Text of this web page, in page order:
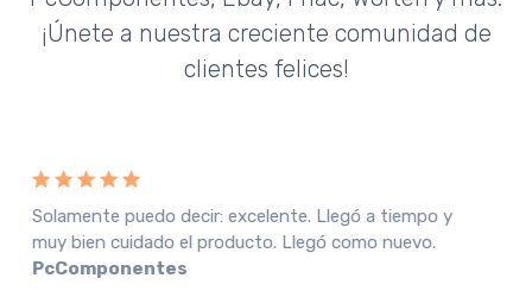
¡Únete a nuestra creciente comunidad de
clientes felices!
Recebi a encomenda em perfeitas condições, o que
muito agradeço. Recomendo o vendedor. Fnac
Portugal